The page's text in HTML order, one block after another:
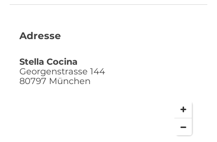
Adresse
Stella Cocina
Georgenstrasse 144
80797 München